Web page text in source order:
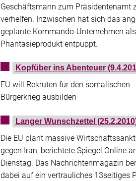
Geschäftsmann zum Präsidentenamt
verhelfen. Inzwischen hat sich das
geplante Kommando-Unternehmen als
Phantasieprodukt entpuppt.
Kopfüber ins Abenteuer
EU will Rekruten für den somalischen
Bürgerkrieg ausbilden
Langer Wunschzettel
Die EU plant massive
gegen Iran, berichtete Spiegel Online
Dienstag. Das Nachrichtenmagazin
dabei auf ein vertrauliches 13seitiges